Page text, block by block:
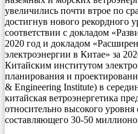
увеличились почти втрое по
достигнув нового рекордного
соответствии с докладом
2020 год и докладом
электроэнергии в Китае» за
Китайским институтом
планирования и
& Engineering Institute) в
китайская ветроэнергетика
относительно высокого уровня
составляющего 30-50